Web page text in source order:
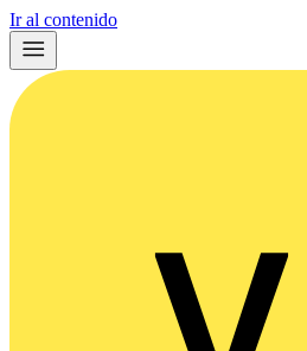
Ir al contenido